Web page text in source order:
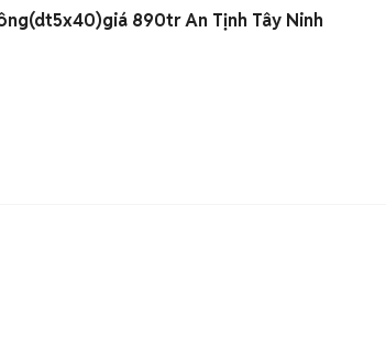
890tr An Tịnh Tây Ninh